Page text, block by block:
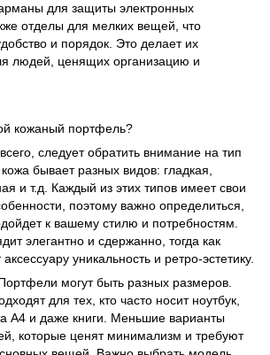
для защиты электронных
отделы для мелких вещей, что
и порядок. Это делает их
людей, ценящих организацию и
кожаный портфель?
следует обратить внимание на тип
бывает разных видов: гладкая,
и т.д. Каждый из этих типов имеет свои
поэтому важно определиться,
к вашему стилю и потребностям.
элегантно и сдержанно, тогда как
уникальность и ретро-эстетику.
могут быть разных размеров.
для тех, кто часто носит ноутбук,
А4 и даже книги. Меньшие варианты
которые ценят минимализм и требуют